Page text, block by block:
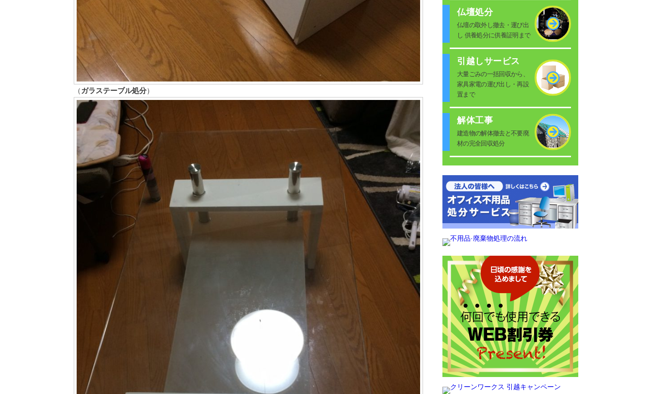
（ ガラステーブル処分）
仏壇処分
仏壇の取外し撤去・運び出
し 供養処分に供養証明まで
引越しサービス
大量ごみの一括回収から、
家具家電の運び出し・再設
置まで
解体工事
建造物の解体撤去と不要廃
材の完全回収処分